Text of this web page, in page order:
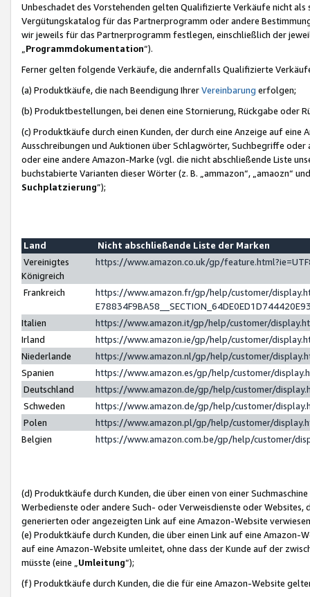
Unbeschadet des Vorstehenden gelten Qualifizierte Verkäufe nicht
Vergütungskatalog für das Partnerprogramm oder andere
wir jeweils für das Partnerprogramm festlegen, einschließlich der
Programmdokumentation“).
Ferner gelten folgende Verkäufe, die andernfalls Qualifizierte
(a) Produktkäufe, die nach Beendigung IhrerVereinbarung erfolgen;
(b) Produktbestellungen, bei denen eine Stornierung, Rückgabe oder
(c) Produktkäufe durch einen Kunden, der durch eine Anzeige auf
Ausschreibungen und Auktionen über Schlagwörter, Suchbegriffe
oder eine andere Amazon-Marke (vgl. die nicht abschließende Liste
buchstabierte Varianten dieser Wörter (z. B. „ammazon“, „amaozn“
Suchplatzierung”);
Land
Nicht abschließende Liste der Marken
Vereinigtes
Königreich
https://www.amazon.co.uk/gp/
Frankreich
https://www.amazon.fr/gp/help/customer/
Italien
https://www.amazon.it/gp/help/customer/
Irland
https://www.amazon.ie/gp/help/customer/
Niederlande
https://www.amazon.nl/gp/help/customer/
Spanien
https://www.amazon.es/gp/help/customer/
Deutschland
https://www.amazon.de/gp/help/customer/
Schweden
https://www.amazon.de/gp/help/customer/
Polen
https://www.amazon.pl/gp/help/customer/
Belgien
https://www.amazon.com.be/gp/help/customer/
(d) Produktkäufe durch Kunden, die über einen von einer
Werbedienste oder andere Such- oder Verweisdienste oder Websites,
generierten oder angezeigten Link auf eine Amazon-Website
(e) Produktkäufe durch Kunden, die über einen Link auf eine
auf eine Amazon-Website umleitet, ohne dass der Kunde auf der
müsste (eine „ Umleitung“);
(f) Produktkäufe durch Kunden, die die für eine Amazon-Website